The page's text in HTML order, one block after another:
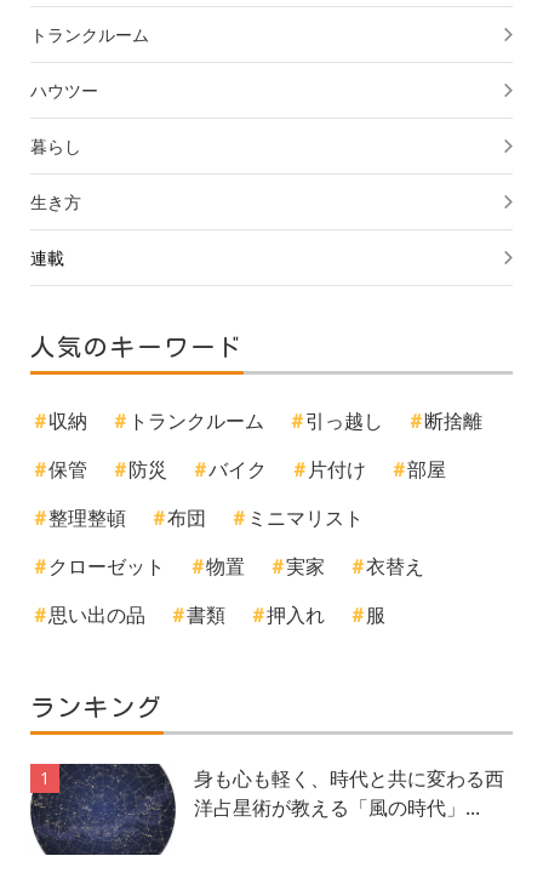
トランクルーム
ハウツー
暮らし
生き方
連載
人気のキーワード
収納 トランクルーム 引っ越し
断捨離
保管
防災 バイク 片付け
部屋
整理整頓
布団
ミニマリスト
クローゼット
物置 実家
衣替え
思い出の品
書類 押入れ 服
ランキング
1
身も心も軽く、時代と共に変わる西
洋占星術が教える「風の時代」...